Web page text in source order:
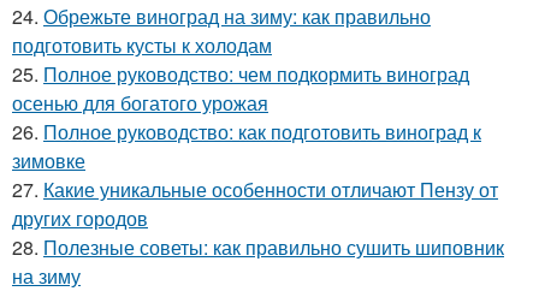
24. Обрежьте виноград на зиму: как правильно
подготовить кусты к холодам
25. Полное руководство: чем подкормить виноград
осенью для богатого урожая
26. Полное руководство: как подготовить виноград к
зимовке
27. Какие уникальные особенности отличают Пензу от
других городов
28. Полезные советы: как правильно сушить шиповник
на зиму